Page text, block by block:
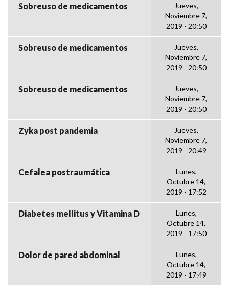
Sobreuso de medicamentos
Jueves,
Noviembre 7,
2019 - 20:50
Sobreuso de medicamentos
Jueves,
Noviembre 7,
2019 - 20:50
Sobreuso de medicamentos
Jueves,
Noviembre 7,
2019 - 20:50
Zyka post pandemia
Jueves,
Noviembre 7,
2019 - 20:49
Cefalea postraumática
Lunes,
Octubre 14,
2019 - 17:52
Diabetes mellitus y Vitamina D
Lunes,
Octubre 14,
2019 - 17:50
Dolor de pared abdominal
Lunes,
Octubre 14,
2019 - 17:49